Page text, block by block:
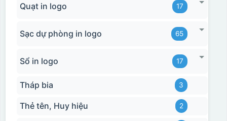
Hộp xi biểu trưng
Quạt in logo 17
Sạc dự phòng in logo 65
Sổ in logo 17
Tháp bia 3
Thẻ tên, Huy hiệu 2